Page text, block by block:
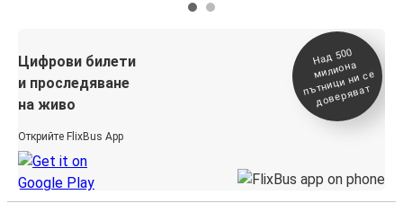
Цифрови билети
и проследяване
на живо
Открийте FlixBus App
На
д 500
милиона
п
ътници ни се
доверяват